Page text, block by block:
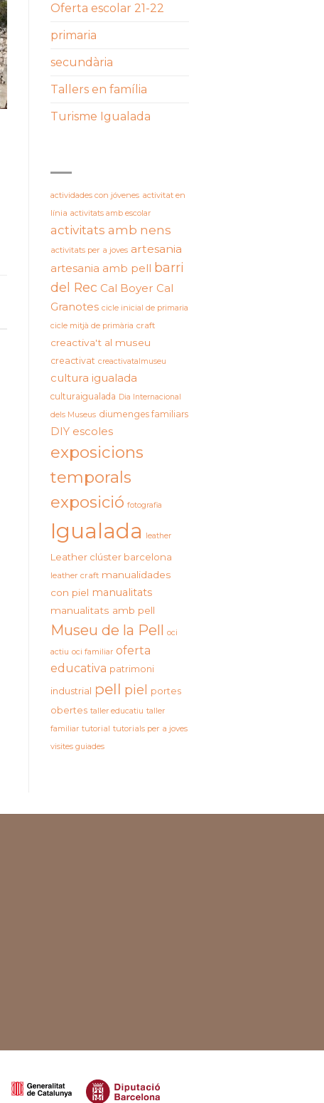
Oferta escolar 21-22
primaria
secundària
Tallers en família
Turisme Igualada
actividades con jóvenes activitat en
línia activitats amb escolar
activitats amb nens
activitats per a joves artesania
artesania amb pell barri
del Rec Cal Boyer Cal
Granotes cicle inicial de primaria
cicle mitjà de primària craft
creactiva't al museu
creactivat creactivatalmuseu
cultura igualada
culturaigualada Dia Internacional
dels Museus diumenges familiars
DIY escoles
exposicions
temporals
exposició fotografia
Igualada leather
Leather clúster barcelona
leather craft manualidades
con piel manualitats
manualitats amb pell
Museu de la Pell oci
actiu oci familiar oferta
educativa patrimoni
industrial pell piel
portes
obertes taller educatiu taller
familiar tutorial tutorials per a joves
visites guiades